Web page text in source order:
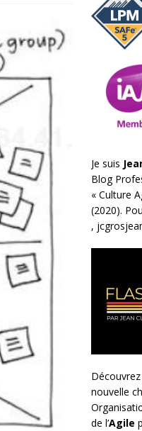
Je suis
Blog
« Culture
(2020).
,
Découvrez
nouvelle
de l’Agile